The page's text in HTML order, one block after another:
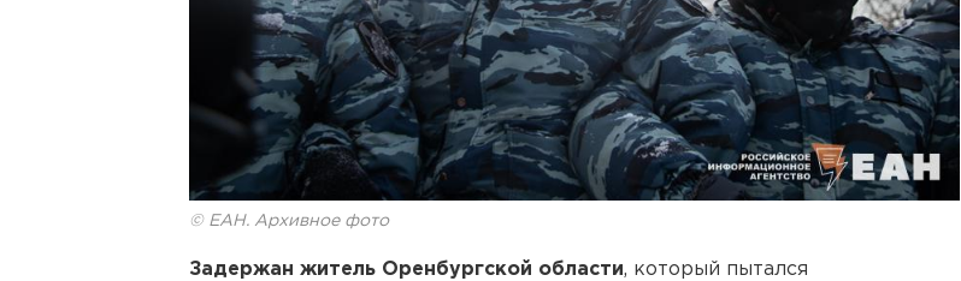
© ЕАН. Архивное фото
Задержан житель Оренбургской области, который пытался